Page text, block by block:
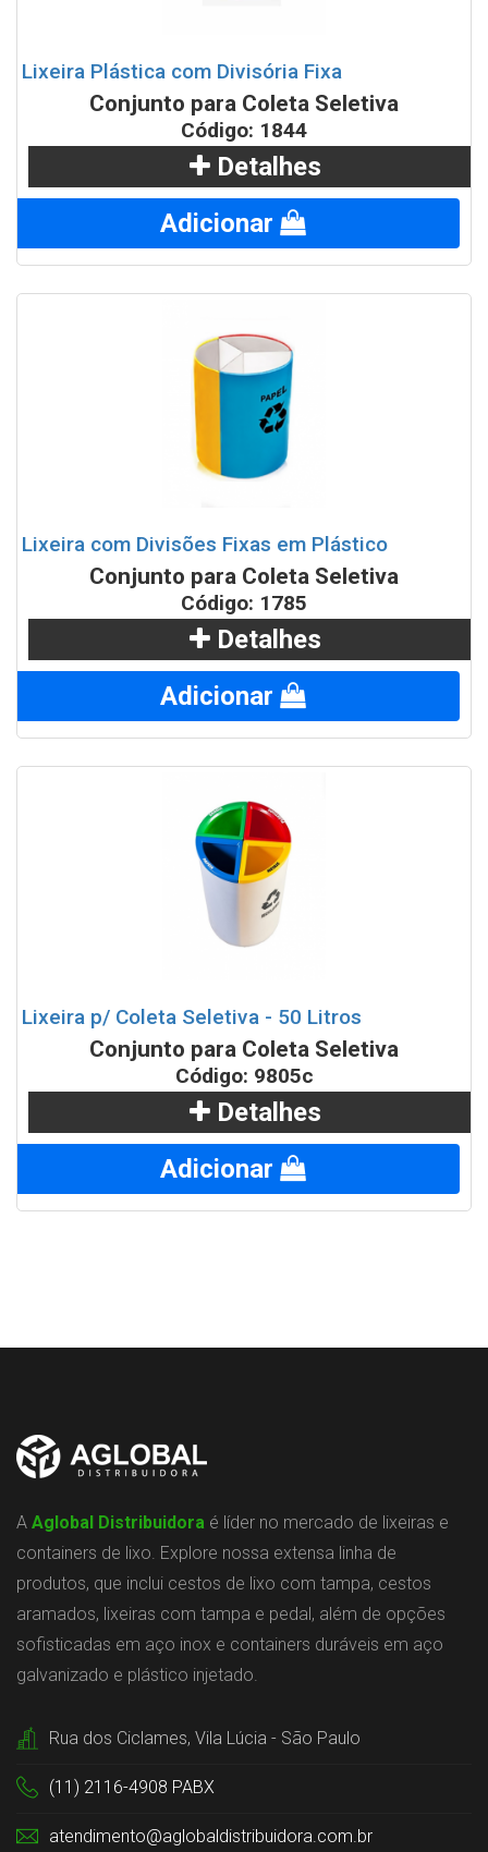
Lixeira Plástica com Divisória Fixa
Conjunto para Coleta Seletiva
Código: 1844
Detalhes
Adicionar
Lixeira com Divisões Fixas em Plástico
Conjunto para Coleta Seletiva
Código: 1785
Detalhes
Adicionar
Lixeira p/ Coleta Seletiva - 50 Litros
Conjunto para Coleta Seletiva
Código: 9805c
Detalhes
Adicionar
A Aglobal Distribuidora é líder no mercado de lixeiras e
containers de lixo. Explore nossa extensa linha de
produtos, que inclui cestos de lixo com tampa, cestos
aramados, lixeiras com tampa e pedal, além de opções
sofisticadas em aço inox e containers duráveis em aço
galvanizado e plástico injetado.
Rua dos Ciclames, Vila Lúcia - São Paulo
(11) 2116-4908 PABX
atendimento@aglobaldistribuidora.com.br